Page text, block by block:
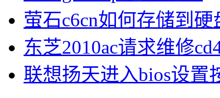
萤石c6cn如何存储到硬
东芝2010ac请求维修
联想扬天进入bios设置